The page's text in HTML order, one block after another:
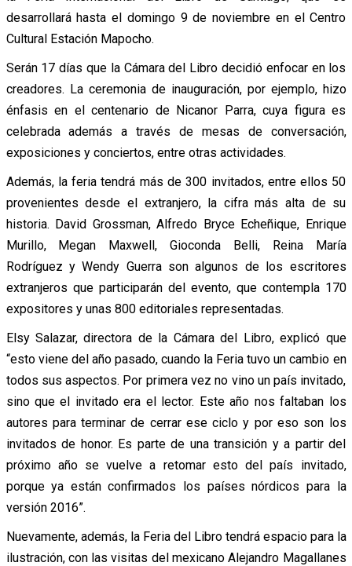
desarrollará hasta el domingo 9 de noviembre en el Centro
Cultural Estación Mapocho.
Serán 17 días que la Cámara del Libro decidió enfocar en los
creadores. La ceremonia de inauguración, por ejemplo, hizo
énfasis en el centenario de Nicanor Parra, cuya figura es
celebrada además a través de mesas de conversación,
exposiciones y conciertos, entre otras actividades.
Además, la feria tendrá más de 300 invitados, entre ellos 50
provenientes desde el extranjero, la cifra más alta de su
historia. David Grossman, Alfredo Bryce Echeñique, Enrique
Murillo, Megan Maxwell, Gioconda Belli, Reina María
Rodríguez y Wendy Guerra son algunos de los escritores
extranjeros que participarán del evento, que contempla 170
expositores y unas 800 editoriales representadas.
Elsy Salazar, directora de la Cámara del Libro, explicó que
“esto viene del año pasado, cuando la Feria tuvo un cambio en
todos sus aspectos. Por primera vez no vino un país invitado,
sino que el invitado era el lector. Este año nos faltaban los
autores para terminar de cerrar ese ciclo y por eso son los
invitados de honor. Es parte de una transición y a partir del
próximo año se vuelve a retomar esto del país invitado,
porque ya están confirmados los países nórdicos para la
versión 2016”.
Nuevamente, además, la Feria del Libro tendrá espacio para la
ilustración, con las visitas del mexicano Alejandro Magallanes